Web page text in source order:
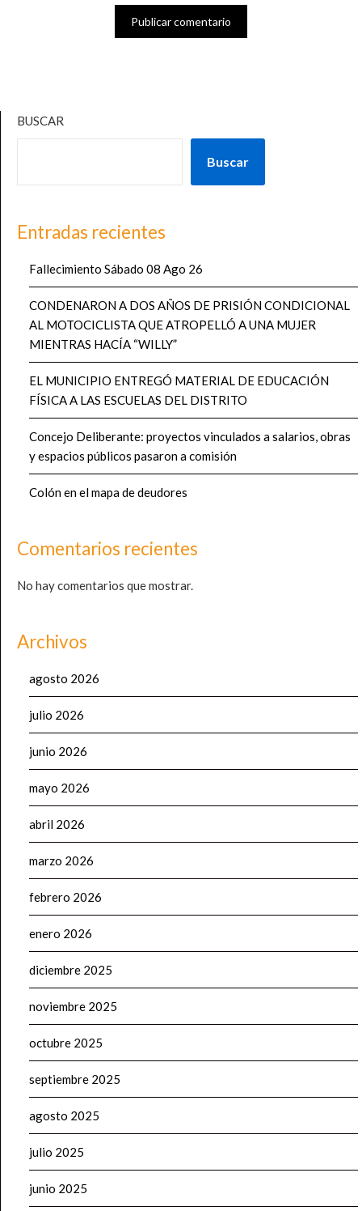
BUSCAR
Buscar
Entradas recientes
Fallecimiento Sábado 08 Ago 26
CONDENARON A DOS AÑOS DE PRISIÓN CONDICIONAL
AL MOTOCICLISTA QUE ATROPELLÓ A UNA MUJER
MIENTRAS HACÍA “WILLY”
EL MUNICIPIO ENTREGÓ MATERIAL DE EDUCACIÓN
FÍSICA A LAS ESCUELAS DEL DISTRITO
Concejo Deliberante: proyectos vinculados a salarios, obras
y espacios públicos pasaron a comisión
Colón en el mapa de deudores
Comentarios recientes
No hay comentarios que mostrar.
Archivos
agosto 2026
julio 2026
junio 2026
mayo 2026
abril 2026
marzo 2026
febrero 2026
enero 2026
diciembre 2025
noviembre 2025
octubre 2025
septiembre 2025
agosto 2025
julio 2025
junio 2025